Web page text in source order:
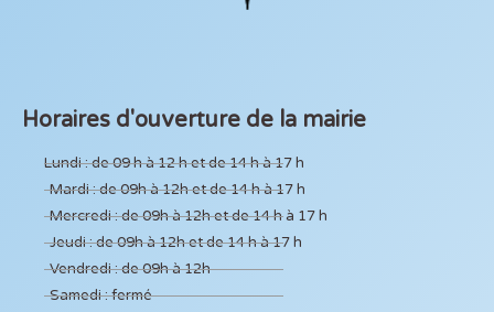
Horaires d'ouverture de la mairie
Lundi : de 09 h à 12 h et de 14 h à 17 h
Mardi : de 09h à 12h et de 14 h à 17 h
Mercredi : de 09h à 12h et de 14 h à 17 h
Jeudi : de 09h à 12h et de 14 h à 17 h
Vendredi : de 09h à 12h
Samedi : fermé